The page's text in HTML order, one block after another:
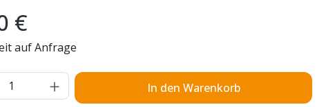
€
auf Anfrage
Anzahl: Gib den gewünschten Wert
In den Warenkorb